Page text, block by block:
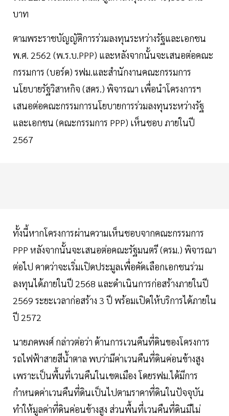
บาท
ตามพระราชบัญญัติการร่วมลงทุนระหว่างรัฐและเอกชน
พ.ศ. 2562 (พ.ร.บ.PPP) และหลังจากนั้นจะเสนอต่อคณะ
กรรมการ (บอร์ด) รฟม.และสำนักงานคณะกรรมการ
นโยบายรัฐวิสาหกิจ (สคร.) พิจารณา เพื่อนำโครงการฯ
เสนอต่อคณะกรรมการนโยบายการร่วมลงทุนระหว่างรัฐ
และเอกชน (คณะกรรมการ PPP) เห็นชอบ ภายในปี
2567
ทั้งนี้หากโครงการผ่านความเห็นชอบจากคณะกรรมการ
PPP หลังจากนั้นจะเสนอต่อคณะรัฐมนตรี (ครม.) พิจารณา
ต่อไป คาดว่าจะเริ่มเปิดประมูลเพื่อคัดเลือกเอกชนร่วม
ลงทุนได้ภายในปี 2568 และดำเนินการก่อสร้างภายในปี
2569 ระยะเวลาก่อสร้าง 3 ปี พร้อมเปิดให้บริการได้ภายใน
ปี 2572
นายภคพงศ์ กล่าวต่อว่า ด้านการเวนคืนที่ดินของโครงการ
รถไฟฟ้าสายสีนํ้าตาล พบว่ามีค่าเวนคืนที่ดินค่อนข้างสูง
เพราะเป็นพื้นที่เวนคืนในเขตเมือง โดยรฟม.ได้มีการ
กำหนดค่าเวนคืนที่ดินเป็นไปตามราคาที่ดินในปัจจุบัน
ทำให้มูลค่าที่ดินค่อนข้างสูง ส่วนพื้นที่เวนคืนที่ดินมีไม่